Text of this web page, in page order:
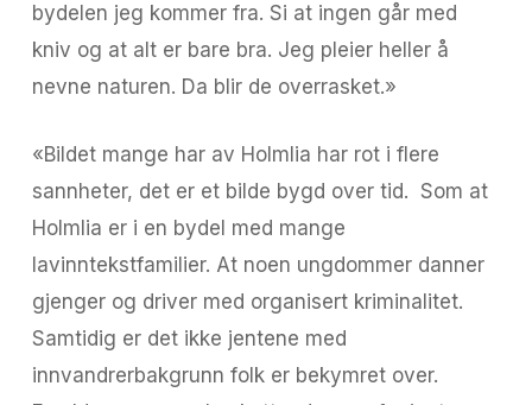
bydelen jeg kommer fra. Si at ingen går med
kniv og at alt er bare bra. Jeg pleier heller å
nevne naturen. Da blir de overrasket.»
«Bildet mange har av Holmlia har rot i flere
sannheter, det er et bilde bygd over tid. Som at
Holmlia er i en bydel med mange
lavinntekstfamilier. At noen ungdommer danner
gjenger og driver med organisert kriminalitet.
Samtidig er det ikke jentene med
innvandrerbakgrunn folk er bekymret over.